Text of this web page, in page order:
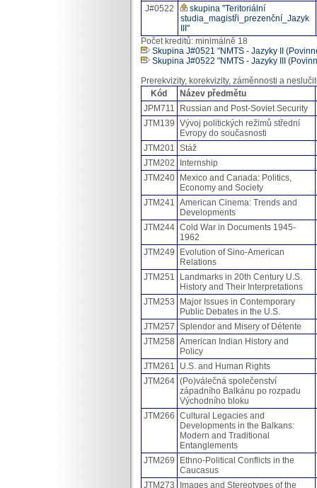
J#0522
skupina "Teritoriální
studia_magistři_prezenční_Jazyk
III"
Počet kreditů: minimálně 18
Skupina J#0521 "NMTS - Jazyky II
Skupina J#0522 "NMTS - Jazyky III
Prerekvizity, korekvizity, záměnnosti a
Kód
Název předmětu
JPM711
Russian and Post-Soviet Security
JTM139 Vývoj politických režimů střední
Evropy do současnosti
JTM201 Stáž
JTM202
Internship
JTM240
Mexico and Canada: Politics,
Economy and Society
JTM241 American Cinema: Trends and
Developments
JTM244 Cold War in Documents 1945-
1962
JTM249
Evolution of Sino-American
Relations
JTM251
Landmarks in 20th Century U.S.
History and Their Interpretations
JTM253
Major Issues in Contemporary
Public Debates in the U.S.
JTM257 Splendor and Misery of Détente
JTM258 American Indian History and
Policy
JTM261
U.S. and Human Rights
JTM264 (Po)válečná společenství
západního Balkánu po rozpadu
Východního bloku
JTM266 Cultural Legacies and
Developments in the Balkans:
Modern and Traditional
Entanglements
JTM269
Ethno-Political Conflicts in the
Caucasus
JTM273
Images and Stereotypes of the